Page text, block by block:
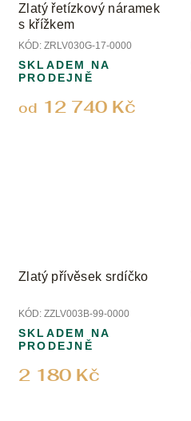
Zlatý řetízkový náramek
s křížkem
KÓD: ZRLV030G-17-0000
od 12 740 Kč
SKLADEM NA
PRODEJNĚ
Zlatý přívěsek srdíčko
KÓD: ZZLV003B-99-0000
2 180 Kč
SKLADEM NA
PRODEJNĚ